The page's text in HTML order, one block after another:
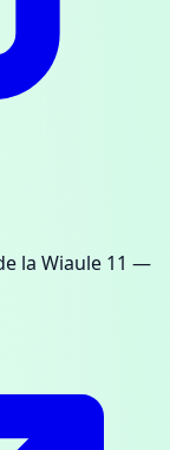
la Wiaule 11 —